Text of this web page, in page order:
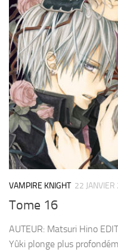
VAMPIRE KNIGHT 22
Tome 16
AUTEUR: Matsuri Hino
Yûki plonge plus